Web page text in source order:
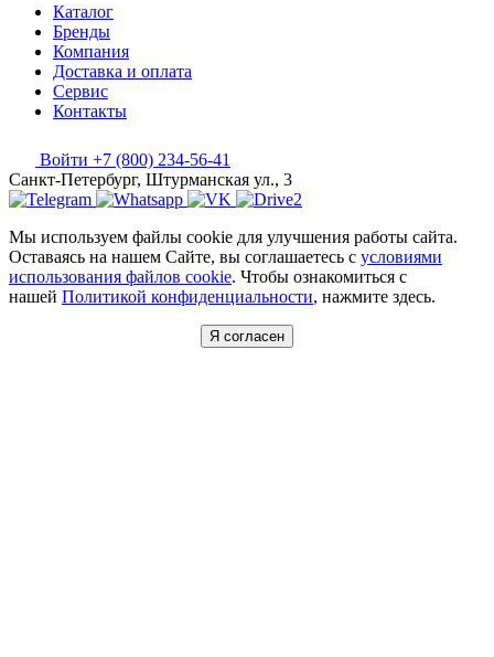
Каталог
Бренды
Компания
Доставка и оплата
Сервис
Контакты
Войти +7 (800) 234-56-41
Санкт-Петербург, Штурманская ул., 3
Мы используем файлы cookie для улучшения работы сайта.
Оставаясь на нашем Сайте, вы соглашаетесь с условиями
использования файлов cookie. Чтобы ознакомиться с
нашей Политикой конфиденциальности, нажмите здесь.
Я согласен